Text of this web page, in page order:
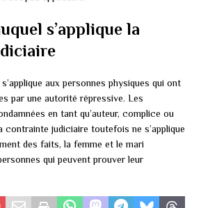
s’applique la
aux personnes physiques qui ont
par une autorité répressive. Les
en tant qu’auteur, complice ou
contrainte judiciaire toutefois ne s’applique
des faits, la femme et le mari
qui peuvent prouver leur